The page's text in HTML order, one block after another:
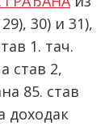
30) и 31),
1. тач.
став 2,
85. став
доходак